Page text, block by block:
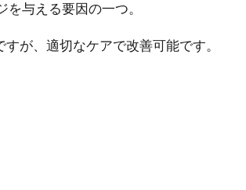
与える要因の一つ。
が、適切なケアで改善可能です。